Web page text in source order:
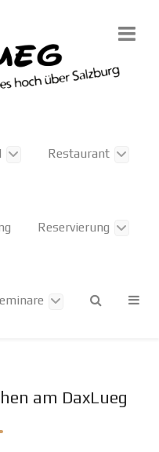
Restaurant
Reservierung
am DaxLueg